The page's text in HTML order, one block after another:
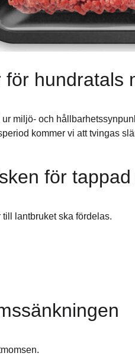
hundratals
miljö- och
kommer vi att tvingas
för
lantbruket ska fördelas.